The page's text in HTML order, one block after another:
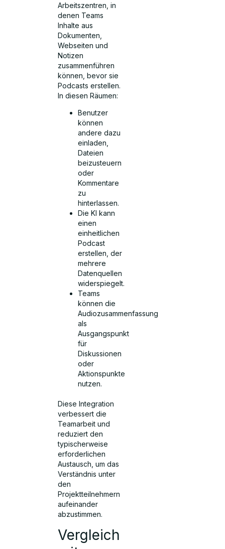
Arbeitszentren, in
denen Teams
Inhalte aus
Dokumenten,
Webseiten und
Notizen
zusammenführen
können, bevor sie
Podcasts erstellen.
In diesen Räumen:
Benutzer
können
andere dazu
einladen,
Dateien
beizusteuern
oder
Kommentare
zu
hinterlassen.
Die KI kann
einen
einheitlichen
Podcast
erstellen, der
mehrere
Datenquellen
widerspiegelt.
Teams
können die
Audiozusammenfassung
als
Ausgangspunkt
für
Diskussionen
oder
Aktionspunkte
nutzen.
Diese Integration
verbessert die
Teamarbeit und
reduziert den
typischerweise
erforderlichen
Austausch, um das
Verständnis unter
den
Projektteilnehmern
aufeinander
abzustimmen.
Vergleich